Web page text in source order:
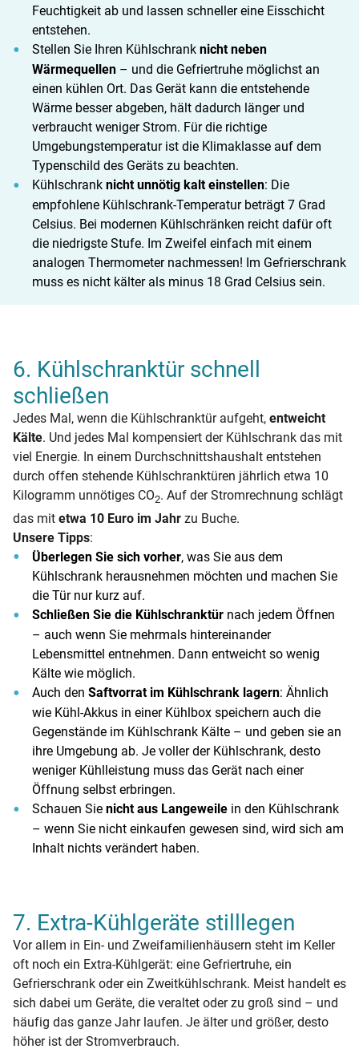
Feuchtigkeit ab und lassen schneller eine Eisschicht
entstehen.
Stellen Sie Ihren Kühlschrank nicht neben
Wärmequellen – und die Gefriertruhe möglichst an
einen kühlen Ort. Das Gerät kann die entstehende
Wärme besser abgeben, hält dadurch länger und
verbraucht weniger Strom. Für die richtige
Umgebungstemperatur ist die Klimaklasse auf dem
Typenschild des Geräts zu beachten.
Kühlschrank nicht unnötig kalt einstellen: Die
empfohlene Kühlschrank-Temperatur beträgt 7 Grad
Celsius. Bei modernen Kühlschränken reicht dafür oft
die niedrigste Stufe. Im Zweifel einfach mit einem
analogen Thermometer nachmessen! Im Gefrierschrank
muss es nicht kälter als minus 18 Grad Celsius sein.
6. Kühlschranktür schnell
schließen
Jedes Mal, wenn die Kühlschranktür aufgeht, entweicht
Kälte. Und jedes Mal kompensiert der Kühlschrank das mit
viel Energie. In einem Durchschnittshaushalt entstehen
durch offen stehende Kühlschranktüren jährlich etwa 10
Kilogramm unnötiges CO2. Auf der Stromrechnung schlägt
das mit etwa 10 Euro im Jahr zu Buche.
Unsere Tipps:
Überlegen Sie sich vorher, was Sie aus dem
Kühlschrank herausnehmen möchten und machen Sie
die Tür nur kurz auf.
Schließen Sie die Kühlschranktür nach jedem Öffnen
– auch wenn Sie mehrmals hintereinander
Lebensmittel entnehmen. Dann entweicht so wenig
Kälte wie möglich.
Auch den Saftvorrat im Kühlschrank lagern: Ähnlich
wie Kühl-Akkus in einer Kühlbox speichern auch die
Gegenstände im Kühlschrank Kälte – und geben sie an
ihre Umgebung ab. Je voller der Kühlschrank, desto
weniger Kühlleistung muss das Gerät nach einer
Öffnung selbst erbringen.
Schauen Sie nicht aus Langeweile in den Kühlschrank
– wenn Sie nicht einkaufen gewesen sind, wird sich am
Inhalt nichts verändert haben.
7. Extra-Kühlgeräte stilllegen
Vor allem in Ein- und Zweifamilienhäusern steht im Keller
oft noch ein Extra-Kühlgerät: eine Gefriertruhe, ein
Gefrierschrank oder ein Zweitkühlschrank. Meist handelt es
sich dabei um Geräte, die veraltet oder zu groß sind – und
häufig das ganze Jahr laufen. Je älter und größer, desto
höher ist der Stromverbrauch.